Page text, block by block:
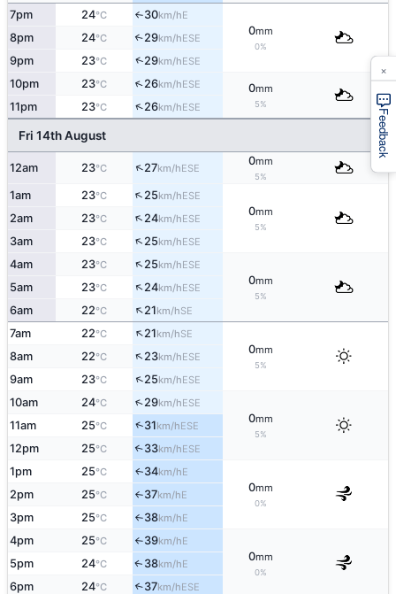
7pm 24°C ↑30km/hE
0mm
0%
8pm 24°C ↑29km/hESE
9pm 23°C ↑29km/hESE
10pm 23°C ↑26km/hESE 0mm
5%
11pm 23°C ↑26km/hESE
Fri 14th August
12am 23°C ↑27km/hESE
0mm
5%
1am 23°C ↑25km/hESE
0mm
5%
2am 23°C ↑24km/hESE
3am 23°C ↑25km/hESE
4am 23°C ↑25km/hESE
0mm
5%
5am 23°C ↑24km/hESE
6am 22°C ↑21km/hSE
7am 22°C ↑21km/hSE
0mm
5%
8am 22°C ↑23km/hESE
9am 23°C ↑25km/hESE
10am 24°C ↑29km/hESE
0mm
5%
11am 25°C ↑31km/hESE
12pm 25°C ↑33km/hESE
1pm 25°C ↑34km/hE
0mm
0%
2pm 25°C ↑37km/hE
3pm 25°C ↑38km/hE
4pm 25°C ↑39km/hE
0mm
0%
5pm 24°C ↑38km/hE
6pm 24°C ↑37km/hESE
Feedback
×